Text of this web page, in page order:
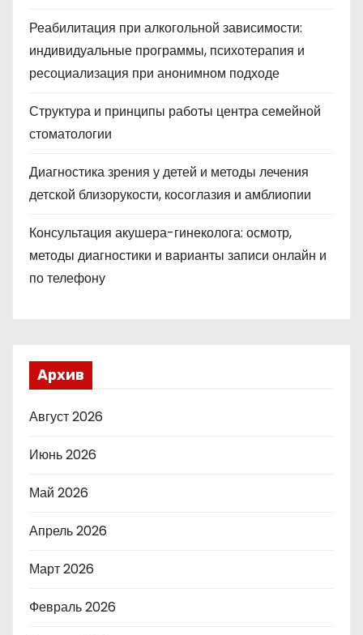
Реабилитация при алкогольной зависимости:
индивидуальные программы, психотерапия и
ресоциализация при анонимном подходе
Структура и принципы работы центра семейной
стоматологии
Диагностика зрения у детей и методы лечения
детской близорукости, косоглазия и амблиопии
Консультация акушера-гинеколога: осмотр,
методы диагностики и варианты записи онлайн и
по телефону
Архив
Август 2026
Июнь 2026
Май 2026
Апрель 2026
Март 2026
Февраль 2026